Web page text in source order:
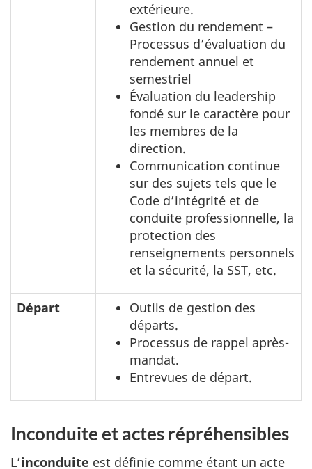
extérieure.
Gestion du rendement –
Processus d’évaluation du
rendement annuel et
semestriel
Évaluation du leadership
fondé sur le caractère pour
les membres de la
direction.
Communication continue
sur des sujets tels que le
Code d’intégrité et de
conduite professionnelle, la
protection des
renseignements personnels
et la sécurité, la SST, etc.
Départ
Outils de gestion des
départs.
Processus de rappel après-
mandat.
Entrevues de départ.
Inconduite et actes répréhensibles
L’inconduite est définie comme étant un acte